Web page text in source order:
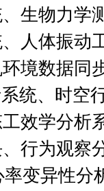
生物力学
人体振动
境数据同
统、时空
效学分析
行为观察
变异性分